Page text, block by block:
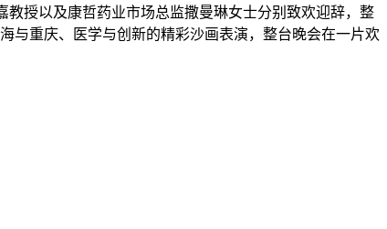
授以及康哲药业市场总监撒曼琳女士分别致欢迎辞，整
与重庆、医学与创新的精彩沙画表演，整台晚会在一片欢